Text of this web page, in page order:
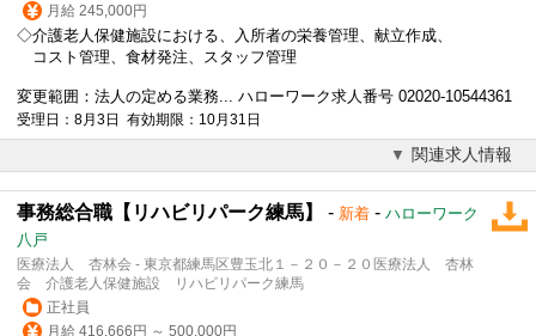
月給 245,000円
◇介護老人保健施設における、入所者の栄養管理、献立作成、
コスト管理、食材発注、スタッフ管理
変更範囲：法人の定める業務... ハローワーク求人番号 02020-10544361
受理日：8月3日 有効期限：10月31日
関連求人情報
事務総合職【リハビリパーク練馬】 - 新着 - ハローワーク
八戸
医療法人 杏林会 - 東京都練馬区豊玉北１－２０－２０医療法人 杏林
会 介護老人保健施設 リハビリパーク練馬
正社員
月給 416,666円 ～ 500,000円